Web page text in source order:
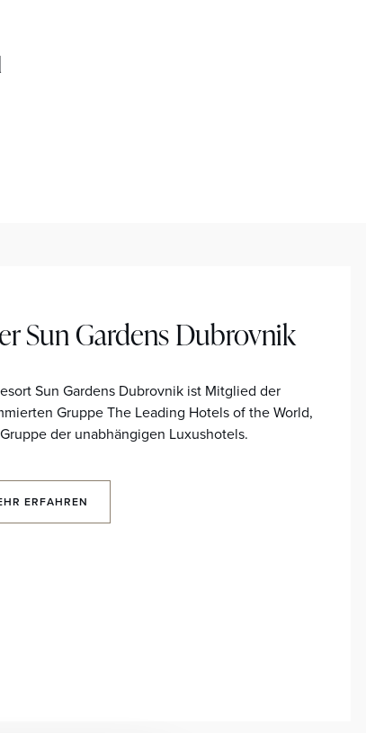
Sun Gardens Dubrovnik
Sun Gardens Dubrovnik ist Mitglied der
Gruppe The Leading Hotels of the World,
der unabhängigen Luxushotels.
ERFAHREN